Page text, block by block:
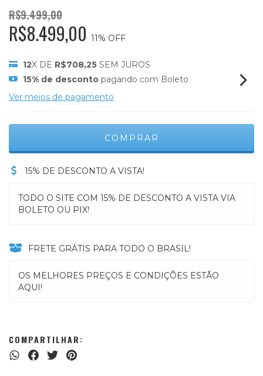
R$9.499,00
R$8.499,00 11% OFF
12X DE R$708,25 SEM JUROS
15% de desconto pagando com Boleto
Ver meios de pagamento
15% DE DESCONTO A VISTA!
TODO O SITE COM 15% DE DESCONTO A VISTA VIA
BOLETO OU PIX!
FRETE GRÁTIS PARA TODO O BRASIL!
OS MELHORES PREÇOS E CONDIÇÕES ESTÃO
AQUI!
COMPARTILHAR: